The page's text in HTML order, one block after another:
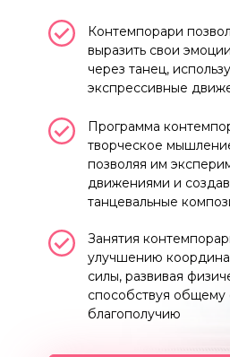
Контемпорари
выразить свои
через танец,
экспрессивные
Программа
творческое
позволяя им
движениями и
танцевальные
Занятия
улучшению
силы, развивая
способствуя общему
благополучию